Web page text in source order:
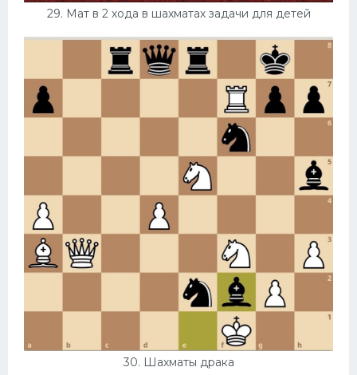
29. Мат в 2 хода в шахматах задачи для детей
30. Шахматы драка